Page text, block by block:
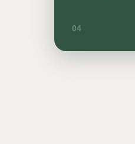
04